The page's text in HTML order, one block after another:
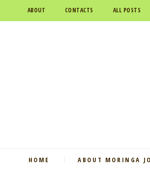
ABOUT CONTACTS ALL POSTS
HOME ABOUT MORINGA